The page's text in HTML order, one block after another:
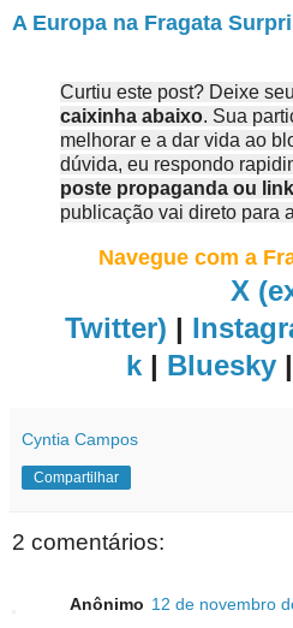
A Europa na Fragata
Curtiu este post? Deixe seu
caixinha abaixo. Sua
melhorar e a dar vida ao
dúvida, eu respondo
poste propaganda ou
publicação vai direto para
Navegue com a
X
Twitter) |
k| Bluesky|
Cyntia Campos
Compartilhar
2 comentários:
Anônimo 12 de novembro